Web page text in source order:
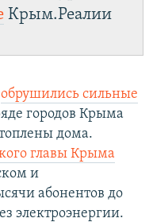
Крым.Реалии
обрушились сильные
городов Крыма
дома.
главы Крыма
и
абонентов до
электроэнергии.